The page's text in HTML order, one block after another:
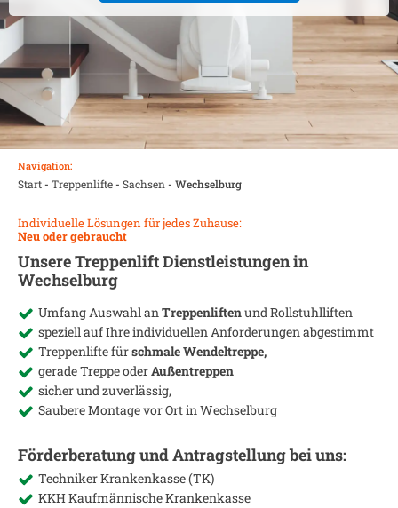
Navigation:
Start- Treppenlifte- Sachsen - Wechselburg
Individuelle Lösungen für jedes Zuhause:
Neu oder gebraucht
Unsere Treppenlift Dienstleistungen in
Wechselburg
Umfang Auswahl anTreppenliftenund Rollstuhlliften
speziell auf Ihre individuellen Anforderungen abgestimmt
Treppenlifte fürschmale Wendeltreppe,
gerade Treppe oderAußentreppen
sicher und zuverlässig,
Saubere Montage vor Ort inWechselburg
Förderberatung und Antragstellung bei uns:
Techniker Krankenkasse (TK)
KKH Kaufmännische Krankenkasse